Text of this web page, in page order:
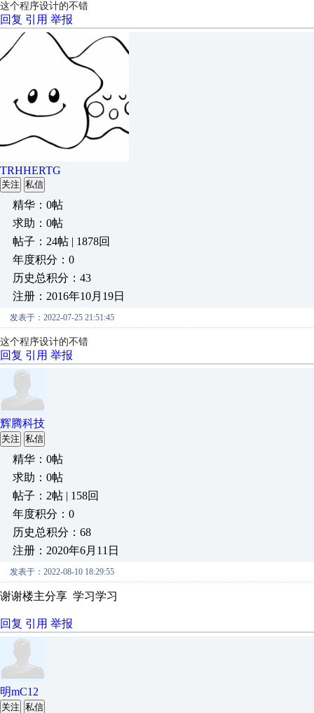
这个程序设计的不错
回复 引用 举报
TRHHERTG
关注 私信
精华：0帖
求助：0帖
帖子：24帖 | 1878回
年度积分：0
历史总积分：43
注册：2016年10月19日
发表于：2022-07-25 21:51:45
这个程序设计的不错
回复 引用 举报
辉腾科技
关注 私信
精华：0帖
求助：0帖
帖子：2帖 | 158回
年度积分：0
历史总积分：68
注册：2020年6月11日
发表于：2022-08-10 18:29:55
谢谢楼主分享 学习学习
回复 引用 举报
明mC12
关注 私信